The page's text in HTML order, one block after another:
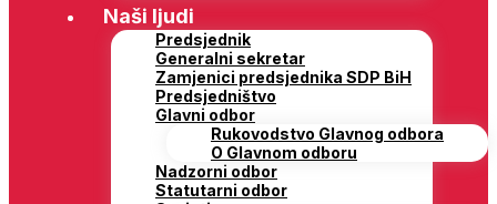
Naši ljudi
Predsjednik
Generalni sekretar
Zamjenici predsjednika SDP BiH
Predsjedništvo
Glavni odbor
Rukovodstvo Glavnog odbora
O Glavnom odboru
Nadzorni odbor
Statutarni odbor